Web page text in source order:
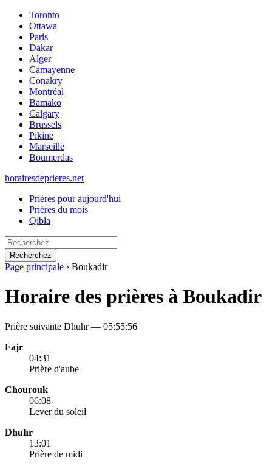
Toronto
Ottawa
Paris
Dakar
Alger
Camayenne
Conakry
Montréal
Bamako
Calgary
Brussels
Pikine
Marseille
Boumerdas
horairesdeprieres.net
Prières pour aujourd'hui
Prières du mois
Qibla
Recherchez
Page principale › Boukadir
Horaire des prières à Boukadir
Prière suivante Dhuhr — 05:55:56
Fajr
04:31
Prière d'aube
Chourouk
06:08
Lever du soleil
Dhuhr
13:01
Prière de midi